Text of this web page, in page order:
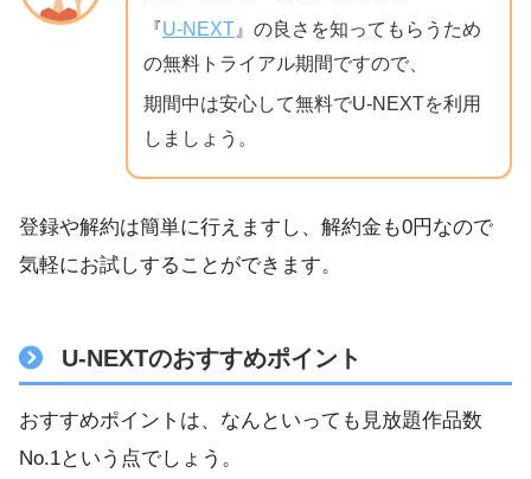
『U-NEXT 』の良さを知ってもらうため
の無料トライアル期間ですので、
期間中は安心して無料でU-NEXTを利用
しましょう。
登録や解約は簡単に行えますし、解約金も0円なので
気軽にお試しすることができます。
U-NEXTのおすすめポイント
おすすめポイントは、なんといっても見放題作品数
No.1という点でしょう。